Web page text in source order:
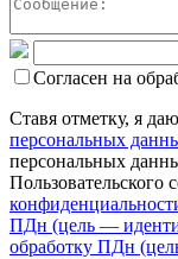
Согласен на
Ставя отметку, я
персональных
персональных
Пользовательского
ПДн (цель —
обработку ПДн